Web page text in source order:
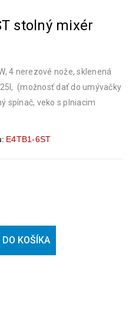
stolný mixér
4 nerezové nože, sklenená
(možnosť dať do umývačky
spínač, veko s plniacim
E4TB1-6ST
KOŠÍKA